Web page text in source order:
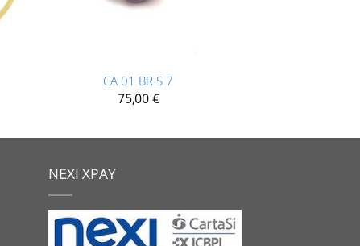
CA 01 BR S 7
75,00€
NEXI XPAY